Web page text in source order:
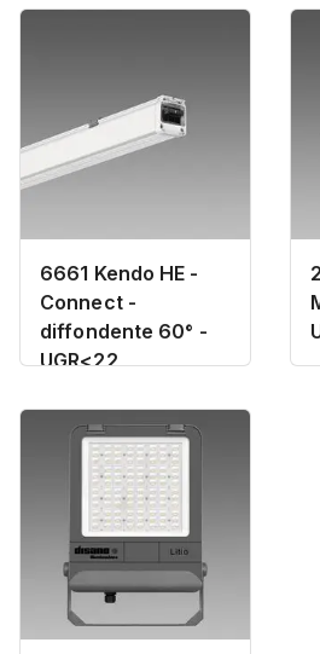
6661 Kendo HE -
Connect -
diffondente 60° -
UGR<22